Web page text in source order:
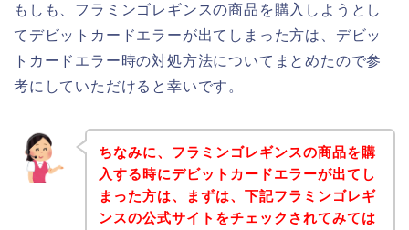
もしも、フラミンゴレギンスの商品を購入しようとし
てデビットカードエラーが出てしまった方は、デビッ
トカードエラー時の対処方法についてまとめたので参
考にしていただけると幸いです。
ちなみに、フラミンゴレギンスの商品を購
入する時にデビットカードエラーが出てし
まった方は、まずは、下記フラミンゴレギ
ンスの公式サイトをチェックされてみては